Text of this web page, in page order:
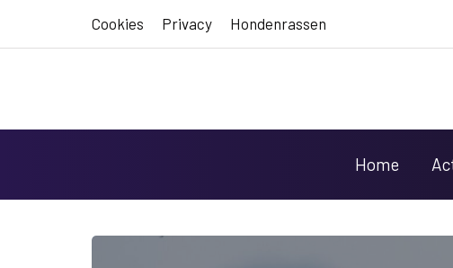
Cookies Privacy Hondenrassen
Home